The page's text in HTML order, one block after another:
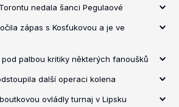
nedala šanci Pegulaové
zápas s Kosťukovou a je ve
palbou kritiky některých fanoušků
další operaci kolena
ovládly turnaj v Lipsku